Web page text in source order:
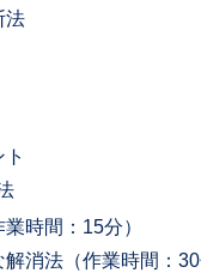
法
時間：15分）
消法（作業時間：30